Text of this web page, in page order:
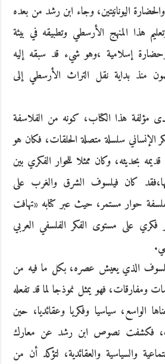
والحضارة اليونانيتين، وجاء ابن رشد من بعده
هذا المنهج الأرسطي وتطبيقه في بيئة
إسلامية ،وهو شيء قد سبقه إليه
منذ بداية نقل التراث الأرسطي إلى
مؤلفة هذا الكتاب، كونه من الفلاسفة
الإنساني سلسلة متصلة الحلقات، فكان هو
بحديثه، وكان ممثلا للحوار الفكري بين
كان فيلسوف الشرق والغرب على
حوار مستمر، حيث عبر كتابه «تهافت
على مستوى الفكر الفلسفي العربي
الذي يعيش عصره، بكل ما فيه من
ومفارقات، فهو يمثل نموذجا لما قد تفعله
الواسع، سياسيا وفكريا وعقائديا، حين
فكشفت نصوص ابن رشد عن معارك
والسياسية والعقائدية، لتؤكد أن من